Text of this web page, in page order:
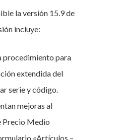
la versión 15.9 de
incluye:
procedimiento para
extendida del
serie y código.
mejoras al
Precio Medio
«Artículos –